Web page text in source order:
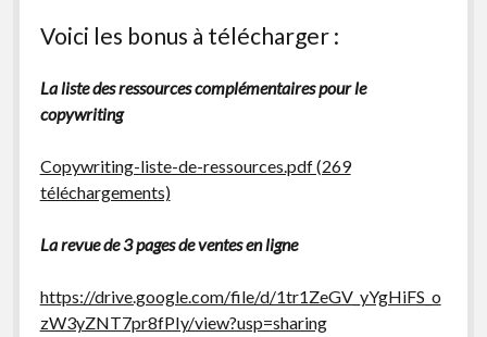
Maisons d’édition
Ecriture
Actualités
A propos
Contact
facebookinstagram
youtubeemail-
Voici les bonus à télécharger :
La liste des ressources complémentaires pour le
copywriting
Copywriting-liste-de-ressources.pdf (269
téléchargements)
La revue de 3 pages de ventes en ligne
https://drive.google.com/file/d/1tr1ZeGV_yYgHiFS_o
zW3yZNT7pr8fPIy/view?usp=sharing